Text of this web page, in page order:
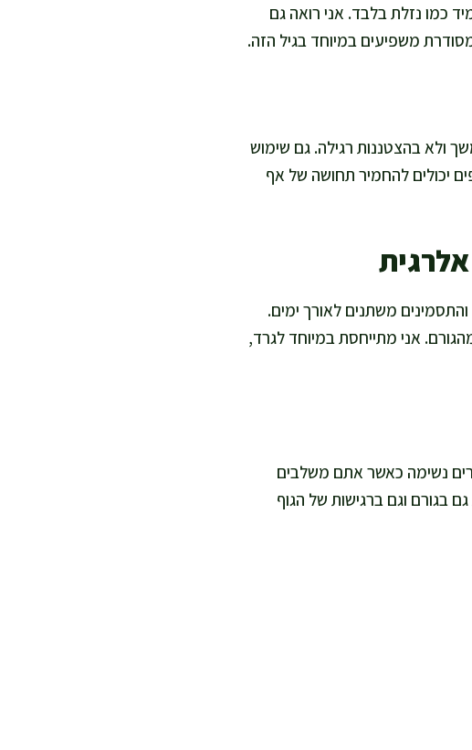
כמו נזלת בלבד. אני רואה גם
משפיעים במיוחד בגיל הזה.
ולא בהצטננות רגילה. גם שימוש
יכולים להחמיר תחושה של אף
משתנים לאורך ימים.
אני מתייחסת במיוחד לגרד,
נשימה כאשר אתם משלבים
בגורם וגם ברגישות של הגוף